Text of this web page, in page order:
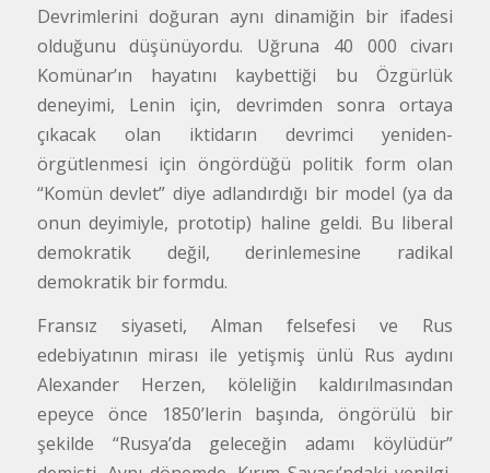
Devrimlerini doğuran aynı dinamiğin bir ifadesi
olduğunu düşünüyordu. Uğruna 40 000 civarı
Komünar’ın hayatını kaybettiği bu Özgürlük
deneyimi, Lenin için, devrimden sonra ortaya
çıkacak olan iktidarın devrimci yeniden-
örgütlenmesi için öngördüğü politik form olan
“Komün devlet” diye adlandırdığı bir model (ya da
onun deyimiyle, prototip) haline geldi. Bu liberal
demokratik değil, derinlemesine radikal
demokratik bir formdu.
Fransız siyaseti, Alman felsefesi ve Rus
edebiyatının mirası ile yetişmiş ünlü Rus aydını
Alexander Herzen, köleliğin kaldırılmasından
epeyce önce 1850’lerin başında, öngörülü bir
şekilde “Rusya’da geleceğin adamı köylüdür”